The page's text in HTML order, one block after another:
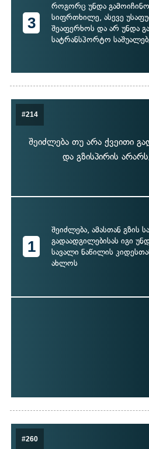
3
როგორც უნდა
სიფრთხილე, ასევე
შეაფერხოს და არ უნდა
სატრანსპორტო
#214
შეიძლება თუ არა ქვეითი
და გზისპირის
1
შეიძლება, ამასთან გზის
გადაადგილებისას იგი
სავალი ნაწილის
ახლოს
#260